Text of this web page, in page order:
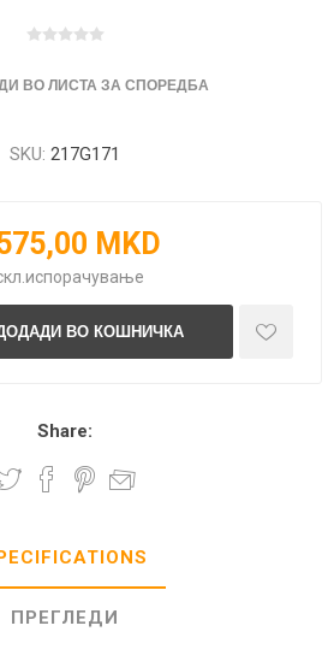
ВО ЛИСТА ЗА СПОРЕДБА
SKU: 217G171
MKD
испорачување
Share:
ПРЕГЛЕДИ